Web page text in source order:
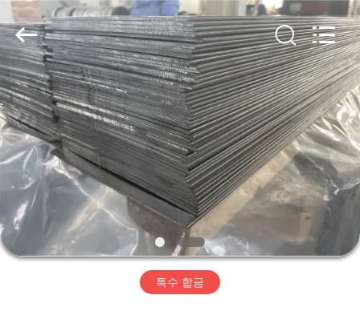
집
제
품
동
영
supplier.
Copyright
©
2018
2026
Wuxi
Guanglu
Special
Steel
Co.,
Ltd.
All
Rights
Reserved.
특수 합금